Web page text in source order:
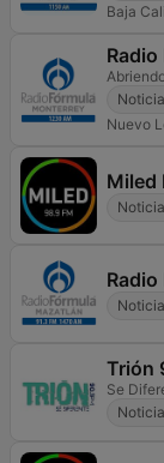
Baja
Nuevo
Miled
Radio
Trión
Se